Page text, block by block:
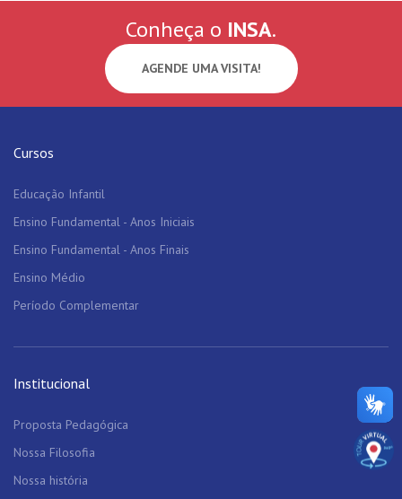
Conheça o INSA.
AGENDE UMA VISITA!
Cursos
Educação Infantil
Ensino Fundamental - Anos Iniciais
Ensino Fundamental - Anos Finais
Ensino Médio
Período Complementar
Institucional
Proposta Pedagógica
Nossa Filosofia
Nossa história